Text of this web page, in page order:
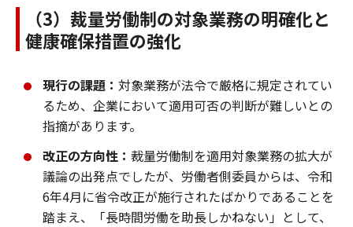
（3）裁量労働制の対象業務の明確化と
健康確保措置の強化
現行の課題： 対象業務が法令で厳格に規定されてい
るため、企業において適用可否の判断が難しいとの
指摘があります。
改正の方向性： 裁量労働制を適用対象業務の拡大が
議論の出発点でしたが、労働者側委員からは、令和
6年4月に省令改正が施行されたばかりであることを
踏まえ、「長時間労働を助長しかねない」として、